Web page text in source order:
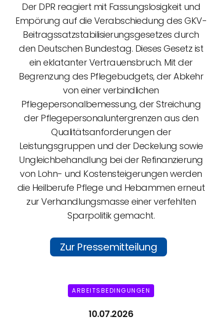
Der DPR reagiert mit Fassungslosigkeit und
Empörung auf die Verabschiedung des GKV-
Beitragssatz­stabilisierungsgesetzes durch
den Deutschen Bundestag. Dieses Gesetz ist
ein eklatanter Vertrauensbruch. Mit der
Begrenzung des Pflegebudgets, der Abkehr
von einer verbindlichen
Pflegepersonalbemessung, der Streichung
der Pflegepersonaluntergrenzen aus den
Qualitätsanforderungen der
Leistungsgruppen und der Deckelung sowie
Ungleichbehandlung bei der Refinanzierung
von Lohn- und Kostensteigerungen werden
die Heilberufe Pflege und Hebammen erneut
zur Verhandlungsmasse einer verfehlten
Sparpolitik gemacht.
Zur Pressemitteilung
ARBEITSBEDINGUNGEN
10.07.2026